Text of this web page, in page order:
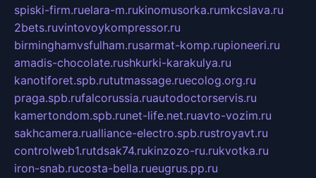
spiski-firm.ruelara-m.rukinomusorka.rumkcslava.ru
2bets.ruvintovoykompressor.ru
birminghamvsfulham.rusarmat-komp.rupioneeri.ru
amadis-chocolate.rushkurki-karakulya.ru
kanotiforet.spb.rututmassage.ruecolog.org.ru
praga.spb.rufalcorussia.ruautodoctorservis.ru
kamertondom.spb.runet-life.net.ruavto-vozim.ru
sakhcamera.rualliance-electro.spb.rustroyavt.ru
controlweb1.rutdsak74.rukinzozo-ru.rukvotka.ru
iron-snab.rucosta-bella.rueugrus.pp.ru